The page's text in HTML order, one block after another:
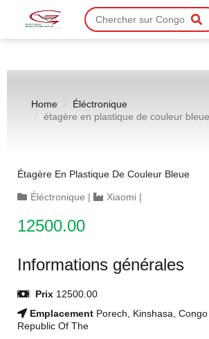
Home
Éléctronique
étagère en plastique de couleur bleue
Étagère En Plastique De Couleur Bleue
Éléctronique | Xiaomi |
12500.00
Informations générales
Prix 12500.00
Emplacement Porech, Kinshasa,
Republic Of The